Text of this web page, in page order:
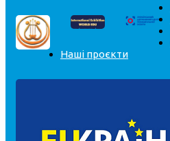
Наші проєкти